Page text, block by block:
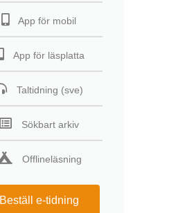
App för mobil
App för läsplatta
Taltidning (sve)
Sökbart arkiv
Offlineläsning
Beställ e-tidning